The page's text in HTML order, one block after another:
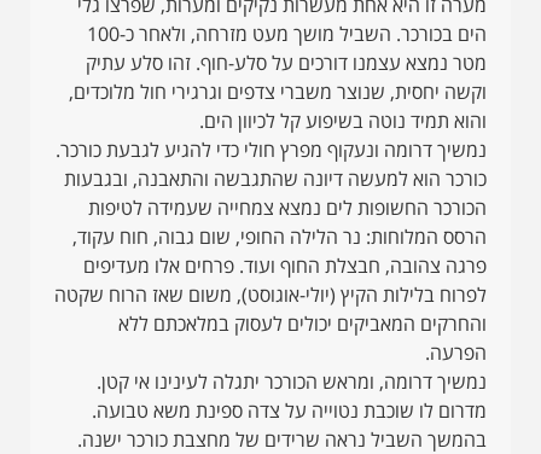
הים בכורכר. השביל מושך מעט מזרחה, ולאחר כ-100
מטר נמצא עצמנו דורכים על סלע-חוף. זהו סלע עתיק
וקשה יחסית, שנוצר משברי צדפים וגרגירי חול מלוכדים,
והוא תמיד נוטה בשיפוע קל לכיוון הים.
נמשיך דרומה ונעקוף מפרץ חולי כדי להגיע לגבעת כורכר.
כורכר הוא למעשה דיונה שהתגבשה והתאבנה, ובגבעות
הכורכר החשופות לים נמצא צמחייה שעמידה לטיפות
הרסס המלוחות: נר הלילה החופי, שום גבוה, חוח עקוד,
פרגה צהובה, חבצלת החוף ועוד. פרחים אלו מעדיפים
לפרוח בלילות הקיץ (יולי-אוגוסט), משום שאז הרוח שקטה
והחרקים המאביקים יכולים לעסוק במלאכתם ללא
הפרעה.
נמשיך דרומה, ומראש הכורכר יתגלה לעינינו אי קטן.
מדרום לו שוכבת נטוייה על צדה ספינת משא טבועה.
בהמשך השביל נראה שרידים של מחצבת כורכר ישנה.